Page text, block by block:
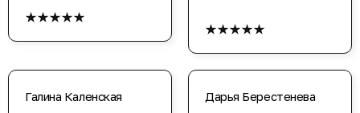
★★★★★ ★★★★★
Галина Каленская Дарья Берестенева